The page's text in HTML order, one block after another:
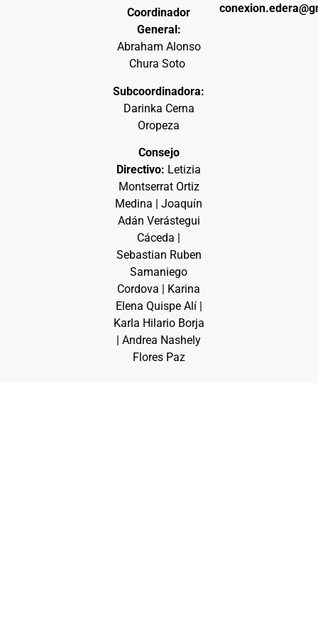
Coordinador
General:
Abraham Alonso
Chura Soto
Subcoordinadora:
Darinka Cerna
Oropeza
Consejo
Directivo: Letizia
Montserrat Ortiz
Medina | Joaquín
Adán Verástegui
Cáceda |
Sebastian Ruben
Samaniego
Cordova | Karina
Elena Quispe Alí |
Karla Hilario Borja
| Andrea Nashely
Flores Paz